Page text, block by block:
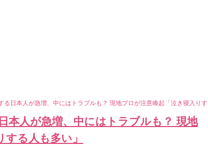
る日本人が急増、中にはトラブルも？ 現地プロが注意喚起「泣き寝入りす
本人が急増、中にはトラブルも？ 現地
る人も多い」